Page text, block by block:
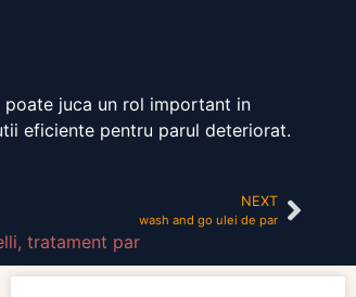
poate juca un rol important in
eficiente pentru parul deteriorat.
NEXT
wash and go ulei de par
, tratament par